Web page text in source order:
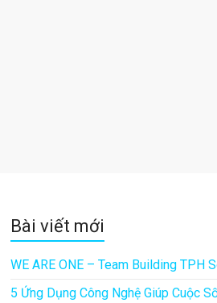
Bài viết mới
WE ARE ONE – Team Building TPH
5 Ứng Dụng Công Nghệ Giúp Cuộc